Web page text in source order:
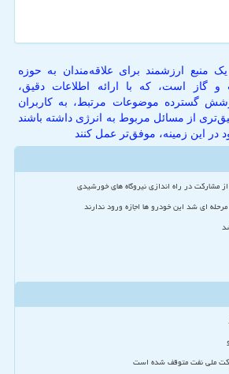
ارزشمند برای علاقه‌مندان به حوزه
و گاز است، که با ارائه اطلاعات دقیق،
گسترده موضوعات مرتبط، به کاربران
از مسائل مربوط به انرژی داشته باشند
در این زمینه، موفق‌تر عمل کنند
مشارکت در راه اندازی نیروگاه های خورشیدی
ای شد این خودرو ها اجازه ورود ندارند
ملی نفت متوقف شده است